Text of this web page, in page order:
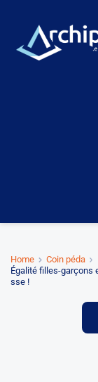
Home
Coin péda
Égalité filles-garçons
sse !